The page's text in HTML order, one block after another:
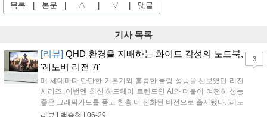
목록 본문 △ ▽ 댓글
기사 목록
[리뷰] QHD 환경을 지배하는 화이트 감성의 노트북,
'레노버 리전 7i'
매 세대마다 탄탄한 기본기와 훌륭한 쿨링 성능을 선보였던 리전
시리즈, 이번엔 최신 하드웨어 트렌드인 AI와 더불어 여전히 성능
좋은 그래픽카드를 품고 한층 더 진화된 버전으로 출시됐다. '레노
버 리전 7i'는 인텔의 최신 코어 울트라 프로세서와 엔비디아 지포
3